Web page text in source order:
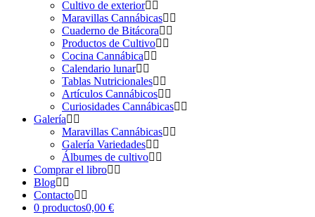
Cultivo de exterior
Maravillas Cannábicas
Cuaderno de Bitácora
Productos de Cultivo
Cocina Cannábica
Calendario lunar
Tablas Nutricionales
Artículos Cannábicos
Curiosidades Cannábicas
Galería
Maravillas Cannábicas
Galería Variedades
Álbumes de cultivo
Comprar el libro
Blog
Contacto
0 productos0,00 €